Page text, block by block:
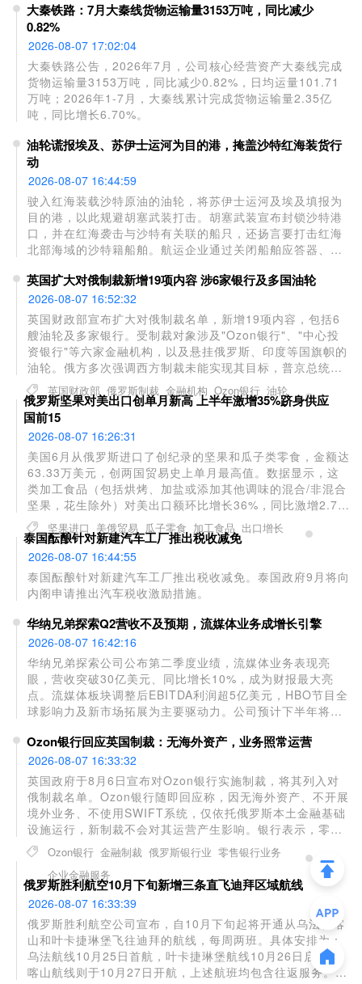
大秦铁路：7月大秦线货物运输量3153万吨，同比减少
0.82%
2026-08-07 17:02:04
大秦铁路公告，2026年7月，公司核心经营资产大秦线完成
货物运输量3153万吨，同比减少0.82%，日均运量101.71
万吨；2026年1-7月，大秦线累计完成货物运输量2.35亿
吨，同比增长6.70%。
油轮谎报埃及、苏伊士运河为目的港，掩盖沙特红海装货行
动
2026-08-07 16:44:59
驶入红海装载沙特原油的油轮，将苏伊士运河及埃及填报为
目的港，以此规避胡塞武装打击。胡塞武装宣布封锁沙特港
口，并在红海袭击与沙特有关联的船只，还扬言要打击红海
北部海域的沙特籍船舶。航运企业通过关闭船舶应答器、填
图。该港口配备储罐与管线，服务途经苏伊士运河的航运。
英国扩大对俄制裁新增19项内容 涉6家银行及多国油轮
2026-08-07 16:52:32
英国财政部宣布扩大对俄制裁名单，新增19项内容，包括6
艘油轮及多家银行。受制裁对象涉及"Ozon银行"、"中心投
资银行"等六家金融机构，以及悬挂俄罗斯、印度等国旗帜的
油轮。俄方多次强调西方制裁未能实现其目标，普京总统指
出遏制和削弱俄罗斯是西方的长期战略，同时承认制裁对全
球经济造成严重冲击。
英国财政部 俄罗斯制裁 金融机构 Ozon银行 油轮
俄罗斯坚果对美出口创单月新高 上半年激增35%跻身供应
国前15
2026-08-07 16:26:31
美国6月从俄罗斯进口了创纪录的坚果和瓜子类零食，金额达
63.33万美元，创两国贸易史上单月最高值。数据显示，这
类加工食品（包括烘烤、加盐或添加其他调味的混合/非混合
坚果，花生除外）对美出口额环比增长36%，同比激增2.7
倍。上半年俄罗斯对美坚果出口总额达260万美元，同比增
长35%。目前美国最大进口来源国为加拿大（1450万美
元）、越南（1230万美元）和泰国（620万美元），俄罗斯
在供应国中排名第15位，较上月提升1位，较去年同期上升6
位。
坚果进口 美俄贸易 瓜子零食 加工食品 出口增长
泰国酝酿针对新建汽车工厂推出税收减免
2026-08-07 16:44:55
泰国酝酿针对新建汽车工厂推出税收减免。泰国政府9月将向
内阁申请推出汽车税收激励措施。
华纳兄弟探索Q2营收不及预期，流媒体业务成增长引擎
2026-08-07 16:42:16
华纳兄弟探索公司公布第二季度业绩，流媒体业务表现亮
眼，营收突破30亿美元、同比增长10%，成为财报最大亮
点。流媒体板块调整后EBITDA利润超5亿美元，HBO节目全
球影响力及新市场拓展为主要驱动力。公司预计下半年将持
当季总营收87.2亿美元，同比下跌11%，不及华尔街预期的
92.9亿美元；归属于公司净利润大幅降至1.49亿美元，远低
于去年同期的15.8亿美元。
Ozon银行回应英国制裁：无海外资产，业务照常运营
2026-08-07 16:33:32
英国政府于8月6日宣布对Ozon银行实施制裁，将其列入对
俄制裁名单。Ozon银行随即回应称，因无海外资产、不开展
境外业务、不使用SWIFT系统，仅依托俄罗斯本土金融基础
设施运行，新制裁不会对其运营产生影响。银行表示，零售
客户仍可正常使用银行卡支付及存取款服务，企业客户的账
户及贷款业务也未受限制。Ozon银行于2026年第二季度跻
身俄罗斯资产规模前20大银行之列。
Ozon银行 金融制裁 俄罗斯银行业 零售银行业务
企业金融服务
俄罗斯胜利航空10月下旬新增三条直飞迪拜区域航线
2026-08-07 16:33:39
俄罗斯胜利航空公司宣布，自10月下旬起将开通从乌法、喀
山和叶卡捷琳堡飞往迪拜的航线，每周两班。具体安排为：
乌法航线10月25日首航，叶卡捷琳堡航线10月26日启程，
喀山航线则于10月27日开航，上述航班均包含往返服务。该